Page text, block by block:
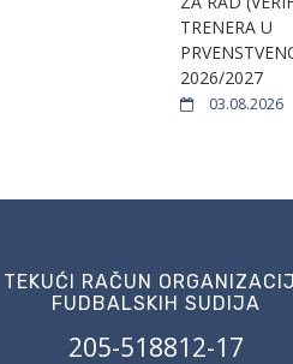
TRENERA U
2026/2027
03.08.2026
TEKUĆI RAČUN
FUDBALSKIH SUDIJA
205-518812-17